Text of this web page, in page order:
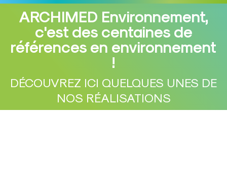
ARCHIMED Environnement,
c'est des centaines de
références en environnement
!
DÉCOUVREZ ICI QUELQUES UNES DE
NOS RÉALISATIONS
Vous êtes ici :